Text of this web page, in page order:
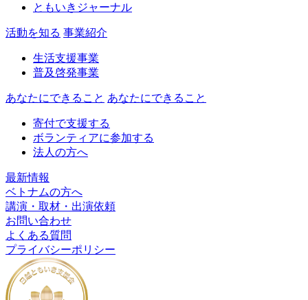
ともいきジャーナル
活動を知る 事業紹介
生活支援事業
普及啓発事業
あなたにできること あなたにできること
寄付で支援する
ボランティアに参加する
法人の方へ
最新情報
ベトナムの方へ
講演・取材・出演依頼
お問い合わせ
よくある質問
プライバシーポリシー